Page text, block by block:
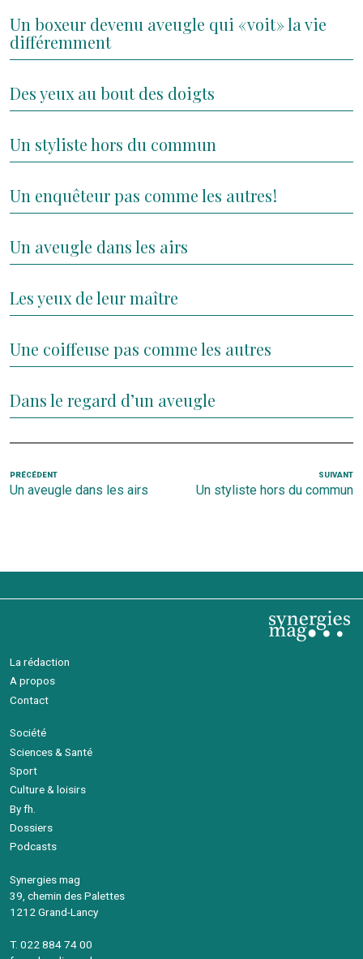
Un boxeur devenu aveugle qui « voit » la vie
différemment
Des yeux au bout des doigts
Un styliste hors du commun
Un enquêteur pas comme les autres !
Un aveugle dans les airs
Les yeux de leur maître
Une coiffeuse pas comme les autres
Dans le regard d’un aveugle
Navigation
de
Article
précédent
PRÉCÉDENT
Un aveugle dans les airs
SUIVANT
Un styliste hors du commun
La rédaction
A propos
Contact
Société
Sciences & Santé
Sport
Culture & loisirs
By fh.
Dossiers
Podcasts
Synergies mag
39, chemin des Palettes
1212 Grand-Lancy
T. 022 884 74 00